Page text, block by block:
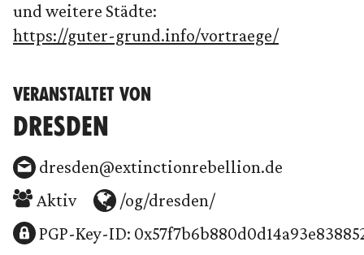
und weitere Städte:
https://guter-grund.info/vortraege/
VERANSTALTET VON
DRESDEN
dresden@extinctionrebellion.de
Aktiv
/og/dresden/
PGP-Key-ID: